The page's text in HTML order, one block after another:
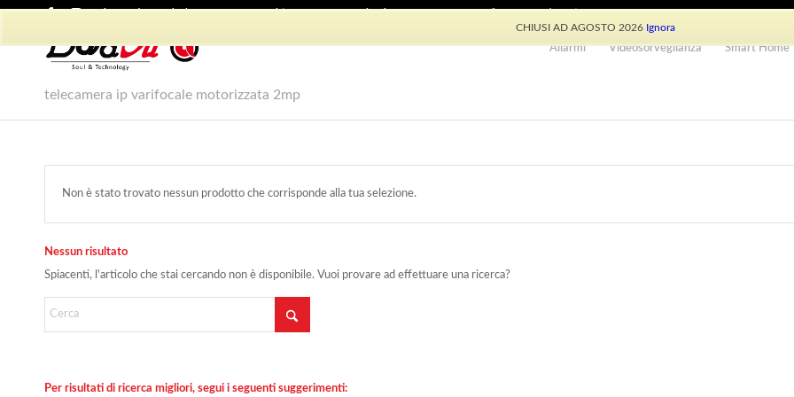
CHIUSI AD AGOSTO 2026 Ignora
Allarmi Videosorveglianza Smart Home
telecamera ip varifocale motorizzata 2mp
Non è stato trovato nessun prodotto che corrisponde alla tua selezione.
Nessun risultato
Spiacenti, l'articolo che stai cercando non è disponibile. Vuoi provare ad effettuare una ricerca?
Per risultati di ricerca migliori, segui i seguenti suggerimenti: